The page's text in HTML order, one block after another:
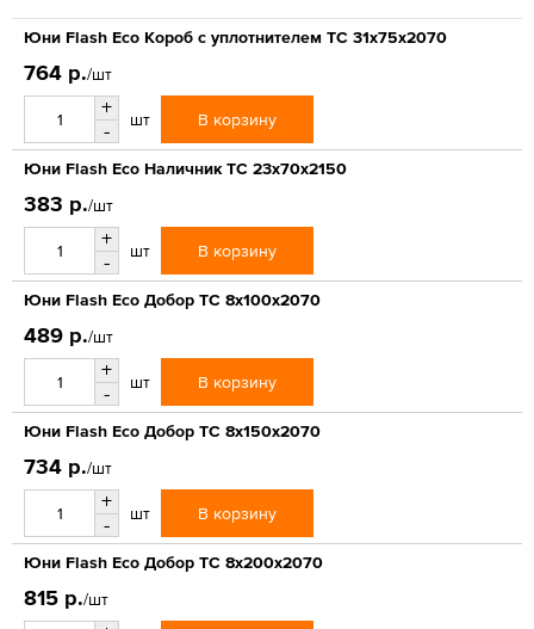
Юни Flash Eco Короб с уплотнителем ТС 31x75x2070
764 р./шт
+
-
шт В корзину
Юни Flash Eco Наличник ТС 23x70x2150
383 р./шт
+
-
шт В корзину
Юни Flash Eco Добор ТС 8x100x2070
489 р./шт
+
-
шт В корзину
Юни Flash Eco Добор ТС 8x150x2070
734 р./шт
+
-
шт В корзину
Юни Flash Eco Добор ТС 8x200x2070
815 р./шт